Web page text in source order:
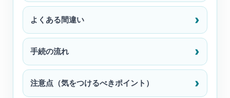
よくある間違い
手続の流れ
注意点（気をつけるべきポイント）